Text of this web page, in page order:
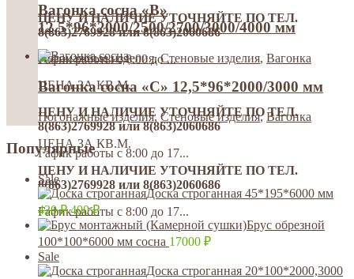
ЦЕНУ И НАЛИЧИЕ УТОЧНЯЙТЕ ПО ТЕЛ.
8(863)2769928 или 8(863)2060686
Гафик работы с 8:00 до ...
Вагонка сосна «В»
12,5*96*2000/2500/2700/3000/4000 мм
Погонажные изделия,Стеновые изделия, Вагонка
ЦЕНА ЗА КВ.М.
ЦЕНУ И НАЛИЧИЕ УТОЧНЯЙТЕ ПО ТЕЛ.
8(863)2769928 или 8(863)2060686
Гафик работы с 8:00 до 17...
Вагонка сосна «С» 12,5*96*2000/3000 мм
Погонажные изделия, Стеновые изделия,Вагонка
ЦЕНА ЗА КВ.М.
ЦЕНУ И НАЛИЧИЕ УТОЧНЯЙТЕ ПО ТЕЛ.
8(863)2769928 или 8(863)2060686
Гафик работы с 8:00 до 17...
Популярные
Sale
Доска строганная 45*195*6000 мм
420₽ 400₽
Брус обрезной
100*100*6000 мм сосна 17000 ₽
Sale
Доска строганная 20*100*2000,3000